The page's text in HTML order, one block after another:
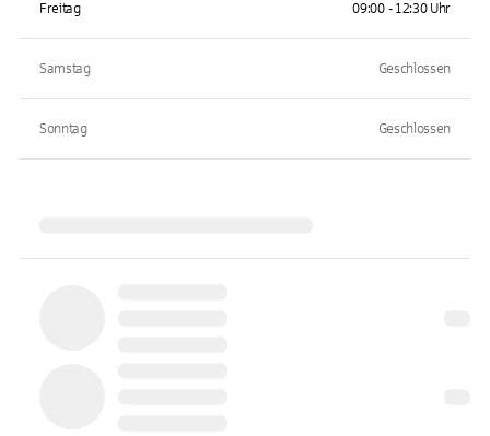
Freitag 09:00 - 12:30 Uhr
Samstag Geschlossen
Sonntag Geschlossen